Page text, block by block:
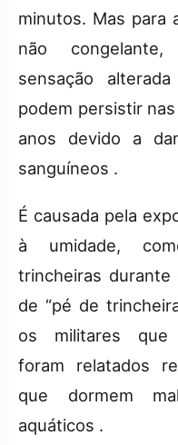
minutos. Mas para
não
sensação
podem persistir
anos devido a
sanguíneos .
É causada pela
à umidade,
trincheiras durante
de “pé de
os militares que
foram relatados
que dormem
aquáticos .